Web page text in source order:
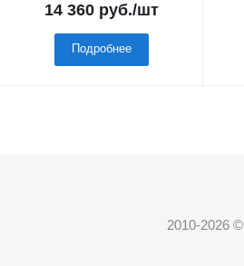
14 360 руб./шт
Подробнее
2010-2026 ©